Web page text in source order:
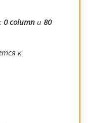
0 column и 80
к